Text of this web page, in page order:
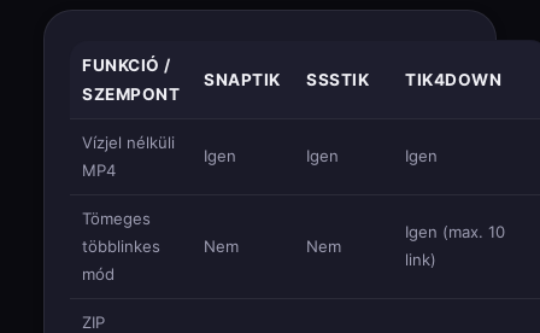
FUNKCIÓ /
SZEMPONT
SNAPTIK SSSTIK TIK4DOWN
Vízjel nélküli
MP4
Igen Igen Igen
Tömeges
többlinkes
mód
Nem Nem
Igen (max. 10
link)
ZIP